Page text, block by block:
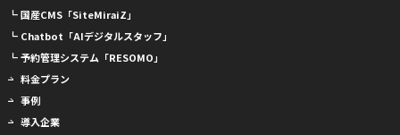
┗ 国産CMS「SiteMiraiZ」
┗ Chatbot「AIデジタルスタッフ」
┗ 予約管理システム「RESOMO」
料金プラン
事例
導入企業